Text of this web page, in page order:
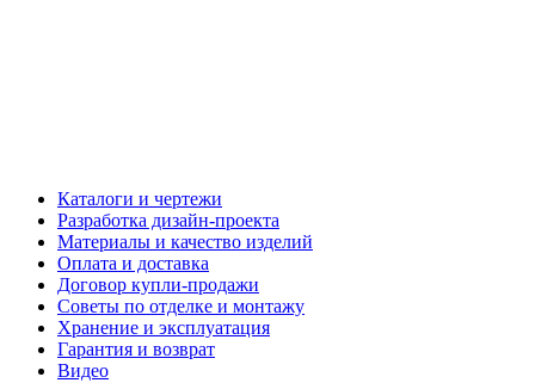
Каталоги и чертежи
Разработка дизайн-проекта
Материалы и качество изделий
Оплата и доставка
Договор купли-продажи
Советы по отделке и монтажу
Хранение и эксплуатация
Гарантия и возврат
Видео